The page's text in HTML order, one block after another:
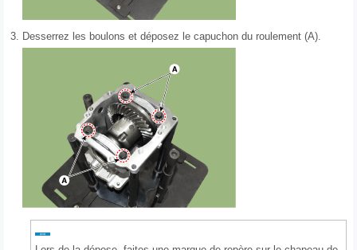
3. Desserrez les boulons et déposez le capuchon du roulement (A).